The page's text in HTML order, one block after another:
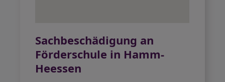
Sachbeschädigung an
Förderschule in Hamm-
Heessen